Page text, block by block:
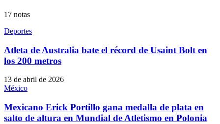
17 notas
Deportes
Atleta de Australia bate el récord de Usaint Bolt en
los 200 metros
13 de abril de 2026
México
Mexicano Erick Portillo gana medalla de plata en
salto de altura en Mundial de Atletismo en Polonia